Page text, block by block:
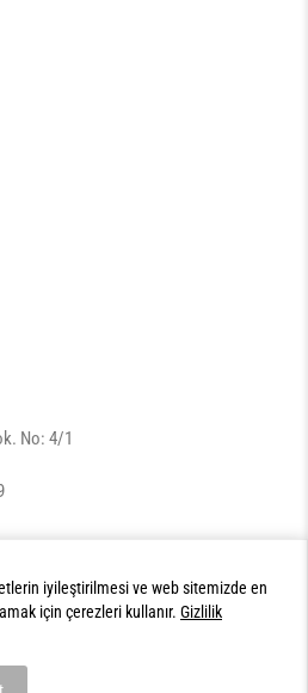
iyileştirilmesi ve web sitemizde en
için çerezleri kullanır. Gizlilik
No: 4/1
Hastanesi